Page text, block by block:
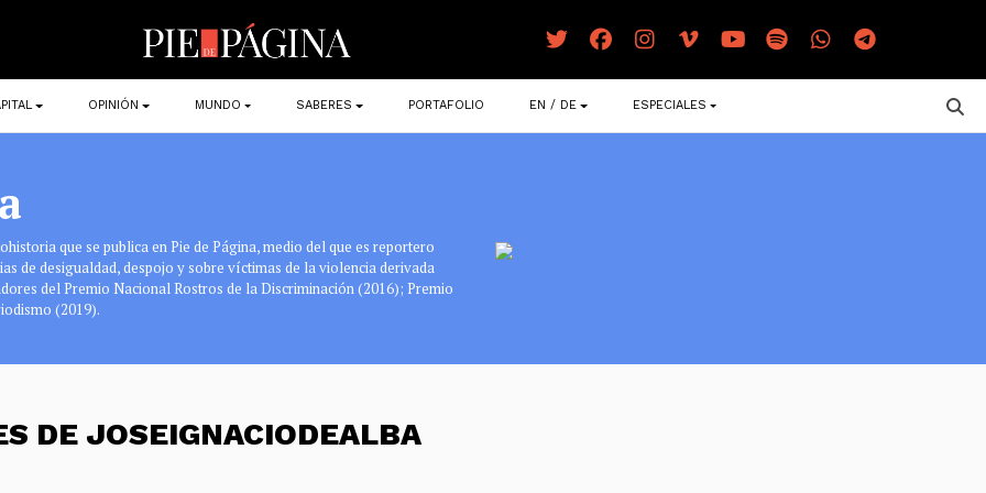
OPINIÓN MUNDO SABERES PORTAFOLIO EN / DE ESPECIALES
que se publica en Pie de Página, medio del que es reportero
de desigualdad, despojo y sobre víctimas de la violencia derivada
del Premio Nacional Rostros de la Discriminación (2016); Premio
(2019).
DE JOSEIGNACIODEALBA